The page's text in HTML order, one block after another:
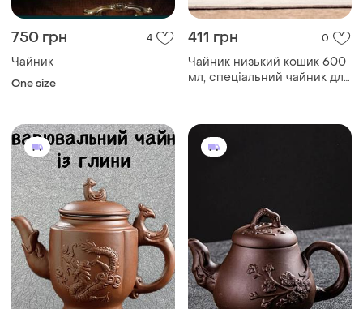
750 грн 4
Чайник
One size
411 грн 0
Чайник низький кошик 600
мл, спеціальний чайник для
китайський чайник